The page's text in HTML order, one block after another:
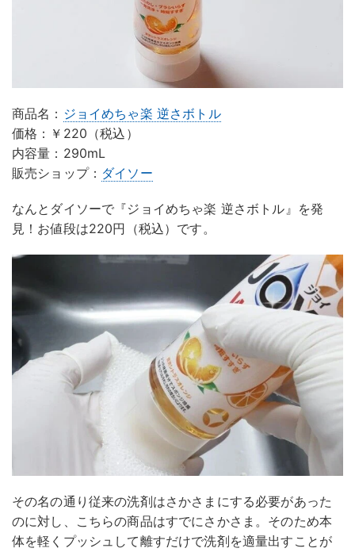
商品名： ジョイめちゃ楽 逆さボトル
価格：￥220（税込）
内容量：290mL
販売ショップ： ダイソー
なんとダイソーで『ジョイめちゃ楽 逆さボトル』を発
見！お値段は220円（税込）です。
その名の通り従来の洗剤はさかさまにする必要があった
のに対し、こちらの商品はすでにさかさま。そのため本
体を軽くプッシュして離すだけで洗剤を適量出すことが